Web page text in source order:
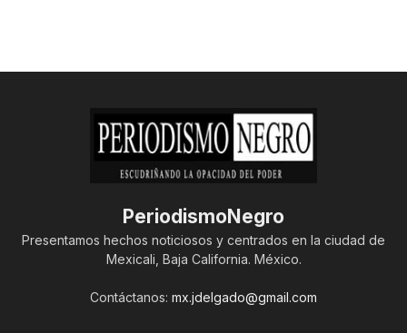
PeriodismoNegro
Presentamos hechos noticiosos y centrados en la ciudad de
Mexicali, Baja California. México.
Contáctanos: mx.jdelgado@gmail.com